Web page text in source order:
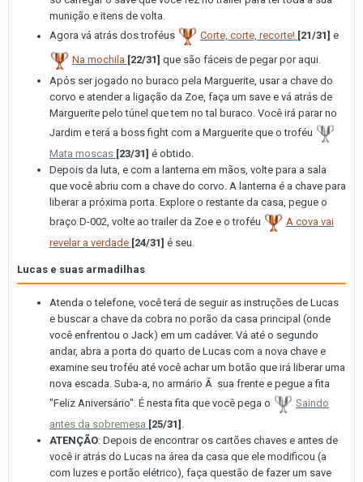
munição e itens de volta.
Agora vá atrás dos troféus
Corte, corte, recorte! [21/31] e
Na mochila [22/31] que são fáceis de pegar por aqui.
Após ser jogado no buraco pela Marguerite, usar a chave do
corvo e atender a ligação da Zoe, faça um save e vá atrás de
Marguerite pelo túnel que tem no tal buraco. Você irá parar no
Jardim e terá a boss fight com a Marguerite que o troféu
Mata moscas [23/31] é obtido.
Depois da luta, e com a lanterna em mãos, volte para a sala
que você abriu com a chave do corvo. A lanterna é a chave para
liberar a próxima porta. Explore o restante da casa, pegue o
braço D-002, volte ao trailer da Zoe e o troféu
A cova vai
revelar a verdade [24/31] é seu.
Lucas e suas armadilhas
Atenda o telefone, você terá de seguir as instruções de Lucas
e buscar a chave da cobra no porão da casa principal (onde
você enfrentou o Jack) em um cadáver. Vá até o segundo
andar, abra a porta do quarto de Lucas com a nova chave e
examine seu troféu até você achar um botão que irá liberar uma
nova escada. Suba-a, no armário Ã sua frente e pegue a fita
"Feliz Aniversário". É nesta fita que você pega o
Saindo
antes da sobremesa [25/31] .
ATENÇÃO: Depois de encontrar os cartões chaves e antes de
você ir atrás do Lucas na área da casa que ele modificou (a
com luzes e portão elétrico), faça questão de fazer um save